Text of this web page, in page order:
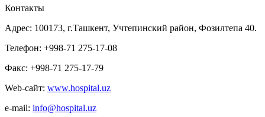
Контакты
Адрес: 100173, г.Ташкент, Учтепинский район, Фозилтепа 40.
Телефон: +998-71 275-17-08
Факс: +998-71 275-17-79
Web-сайт: www.hospital.uz
e-mail: info@hospital.uz